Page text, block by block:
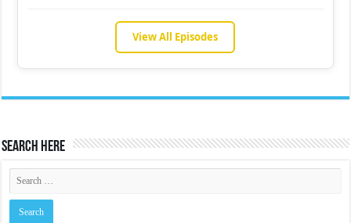
View All Episodes
Search Here